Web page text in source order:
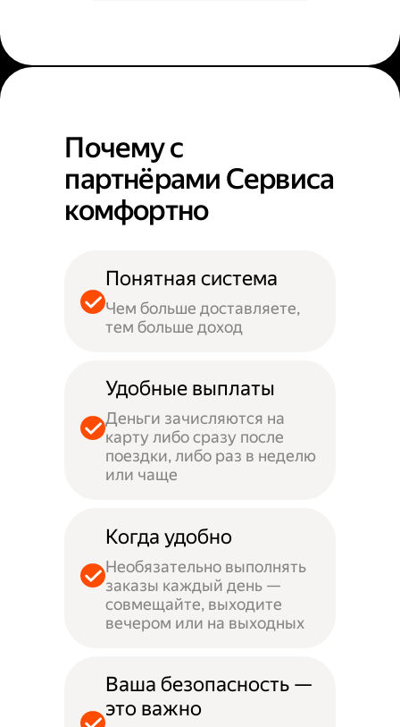
Почему с
партнёрами Сервиса
комфортно
Понятная система
Чем больше доставляете,
тем больше доход
Удобные выплаты
Деньги зачисляются на
карту либо сразу после
поездки, либо раз в неделю
или чаще
Когда удобно
Необязательно выполнять
заказы каждый день —
совмещайте, выходите
вечером или на выходных
Ваша безопасность —
это важно